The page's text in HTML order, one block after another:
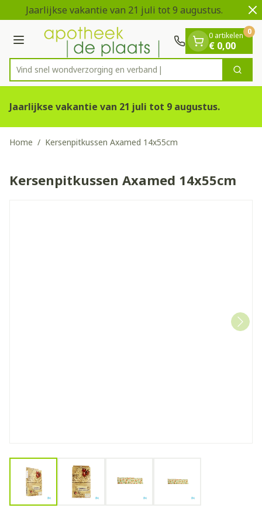
Ga naar de inhoud
1 van 2
Jaarlijkse vakantie van 21 juli tot 9 augustus.
Menu
Product, merk, categorie...
Vind snel wondverzorging en Zoek
0 artikelen
€ 0,00
0
Jaarlijkse vakantie van 21 juli tot 9 augustus.
Home / Kersenpitkussen Axamed 14x55cm
Kersenpitkussen Axamed 14x55cm
View larger imageView larger image